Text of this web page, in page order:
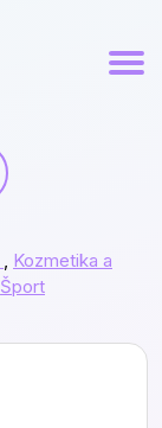
, Kozmetika a
Šport